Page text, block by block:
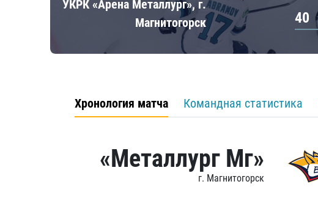
УКРК «Арена Металлург», г.
Магнитогорск
40
Хронология матча Командная статистика
«Металлург Мг»
г. Магнитогорск